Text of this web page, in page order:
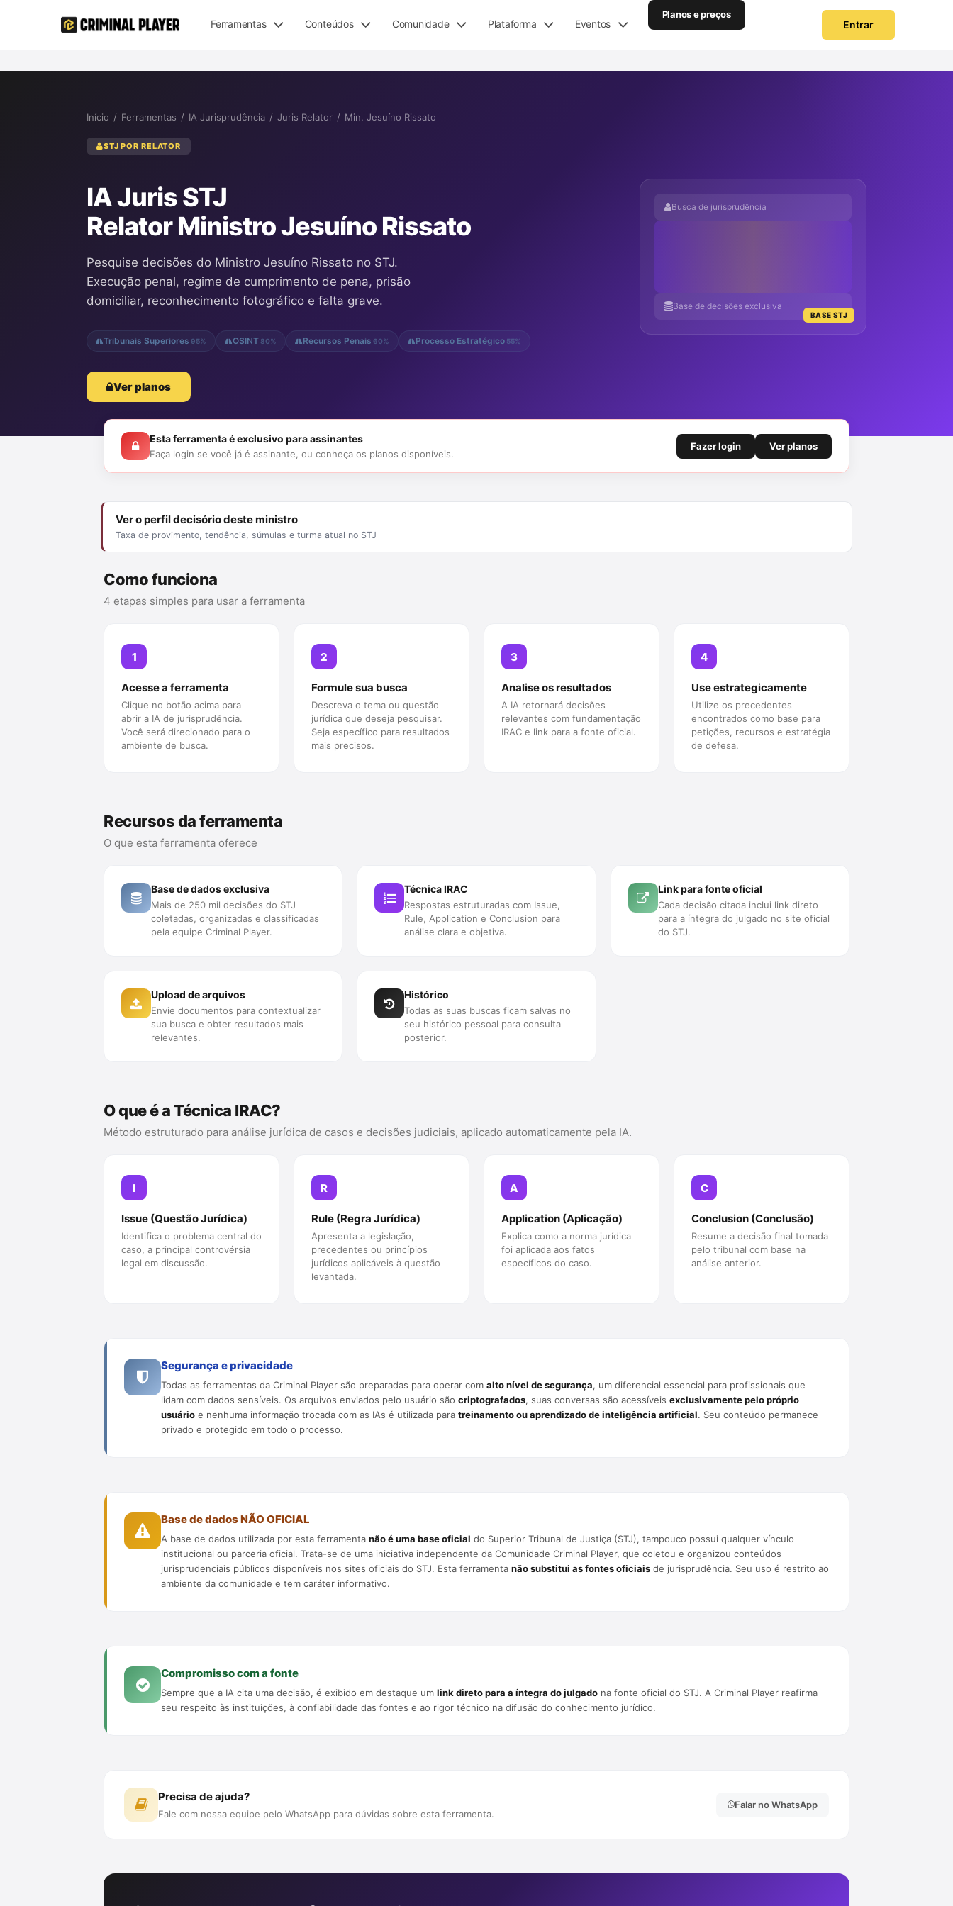
Ferramentas Conteúdos Comunidade Plataforma Eventos
Planos e preços
Entrar
Início / Ferramentas / IA Jurisprudência / Juris Relator / Min. Jesuíno Rissato
STJ POR RELATOR
IA Juris STJ
Relator Ministro Jesuíno Rissato
Pesquise decisões do Ministro Jesuíno Rissato no STJ.
Execução penal, regime de cumprimento de pena, prisão
domiciliar, reconhecimento fotográfico e falta grave.
Tribunais Superiores 95% OSINT 80% Recursos Penais 60% Processo Estratégico 55%
Ver planos
Busca de jurisprudência
Base de decisões exclusiva
BASE STJ
Esta ferramenta é exclusivo para assinantes
Faça login se você já é assinante, ou conheça os planos disponíveis.
Fazer login Ver planos
Ver o perfil decisório deste ministro
Taxa de provimento, tendência, súmulas e turma atual no STJ
Como funciona
4 etapas simples para usar a ferramenta
1
Acesse a ferramenta
Clique no botão acima para
abrir a IA de jurisprudência.
Você será direcionado para o
ambiente de busca.
2
Formule sua busca
Descreva o tema ou questão
jurídica que deseja pesquisar.
Seja específico para resultados
mais precisos.
3
Analise os resultados
A IA retornará decisões
relevantes com fundamentação
IRAC e link para a fonte oficial.
4
Use estrategicamente
Utilize os precedentes
encontrados como base para
petições, recursos e estratégia
de defesa.
Recursos da ferramenta
O que esta ferramenta oferece
Base de dados exclusiva
Mais de 250 mil decisões do STJ
coletadas, organizadas e classificadas
pela equipe Criminal Player.
Técnica IRAC
Respostas estruturadas com Issue,
Rule, Application e Conclusion para
análise clara e objetiva.
Link para fonte oficial
Cada decisão citada inclui link direto
para a íntegra do julgado no site oficial
do STJ.
Upload de arquivos
Envie documentos para contextualizar
sua busca e obter resultados mais
relevantes.
Histórico
Todas as suas buscas ficam salvas no
seu histórico pessoal para consulta
posterior.
O que é a Técnica IRAC?
Método estruturado para análise jurídica de casos e decisões judiciais, aplicado automaticamente pela IA.
I
Issue (Questão Jurídica)
Identifica o problema central do
caso, a principal controvérsia
legal em discussão.
R
Rule (Regra Jurídica)
Apresenta a legislação,
precedentes ou princípios
jurídicos aplicáveis à questão
levantada.
A
Application (Aplicação)
Explica como a norma jurídica
foi aplicada aos fatos
específicos do caso.
C
Conclusion (Conclusão)
Resume a decisão final tomada
pelo tribunal com base na
análise anterior.
Segurança e privacidade
Todas as ferramentas da Criminal Player são preparadas para operar com alto nível de segurança, um diferencial essencial para profissionais que
lidam com dados sensíveis. Os arquivos enviados pelo usuário são criptografados, suas conversas são acessíveis exclusivamente pelo próprio
usuário e nenhuma informação trocada com as IAs é utilizada para treinamento ou aprendizado de inteligência artificial. Seu conteúdo permanece
privado e protegido em todo o processo.
Base de dados NÃO OFICIAL
A base de dados utilizada por esta ferramenta não é uma base oficial do Superior Tribunal de Justiça (STJ), tampouco possui qualquer vínculo
institucional ou parceria oficial. Trata-se de uma iniciativa independente da Comunidade Criminal Player, que coletou e organizou conteúdos
jurisprudenciais públicos disponíveis nos sites oficiais do STJ. Esta ferramenta não substitui as fontes oficiais de jurisprudência. Seu uso é restrito ao
ambiente da comunidade e tem caráter informativo.
Compromisso com a fonte
Sempre que a IA cita uma decisão, é exibido em destaque um link direto para a íntegra do julgado na fonte oficial do STJ. A Criminal Player reafirma
seu respeito às instituições, à confiabilidade das fontes e ao rigor técnico na difusão do conhecimento jurídico.
Precisa de ajuda?
Fale com nossa equipe pelo WhatsApp para dúvidas sobre esta ferramenta.
Falar no WhatsApp